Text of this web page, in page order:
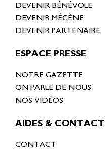
DEVENIR BÉNÉVOLE
DEVENIR MÉCÈNE
DEVENIR PARTENAIRE
ESPACE PRESSE
NOTRE GAZETTE
ON PARLE DE NOUS
NOS VIDÉOS
AIDES & CONTACT
CONTACT